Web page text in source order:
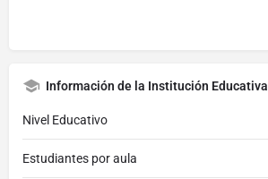
Información de la Institución Educativa
Nivel Educativo
Estudiantes por aula